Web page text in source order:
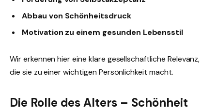
Abbau von Schönheitsdruck
Motivation zu einem gesunden Lebensstil
Wir erkennen hier eine klare gesellschaftliche Relevanz,
die sie zu einer wichtigen Persönlichkeit macht.
Die Rolle des Alters – Schönheit